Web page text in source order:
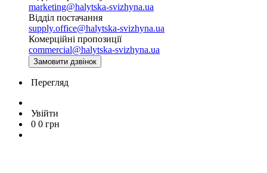
marketing@halytska-svizhyna.ua
Відділ постачання
supply.office@halytska-svizhyna.ua
Комерційні пропозиції
commercial@halytska-svizhyna.ua
Замовити дзвінок
Перегляд
Увійти
0 0 грн